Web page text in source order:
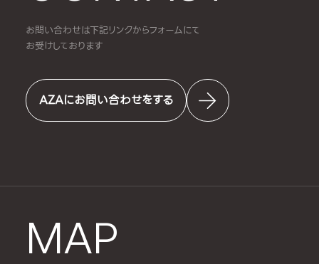
お問い合わせは下記リンクからフォームにて
お受けしております
AZAにお問い合わせをする
MAP